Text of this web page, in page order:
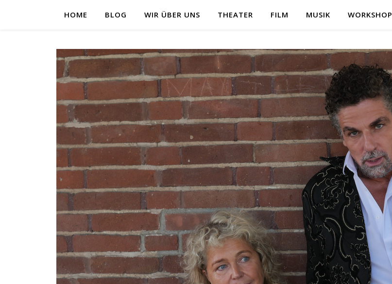
HOME BLOG WIR ÜBER UNS THEATER FILM MUSIK WORKSHOP